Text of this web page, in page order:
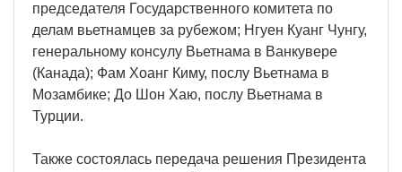
председателя Государственного комитета по
делам вьетнамцев за рубежом; Нгуен Куанг Чунгу,
генеральному консулу Вьетнама в Ванкувере
(Канада); Фам Хоанг Киму, послу Вьетнама в
Мозамбике; До Шон Хаю, послу Вьетнама в
Турции.
Также состоялась передача решения Президента